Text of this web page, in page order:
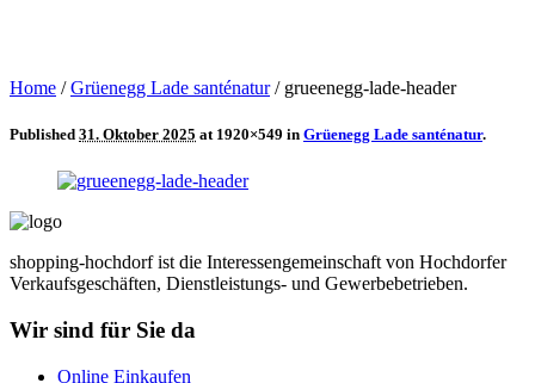
Home /Grüenegg Lade santénatur / grueenegg-lade-header
Published 31. Oktober 2025 at 1920×549 in Grüenegg Lade santénatur.
shopping-hochdorf ist die Interessengemeinschaft von Hochdorfer
Verkaufsgeschäften, Dienstleistungs- und Gewerbebetrieben.
Wir sind für Sie da
Online Einkaufen